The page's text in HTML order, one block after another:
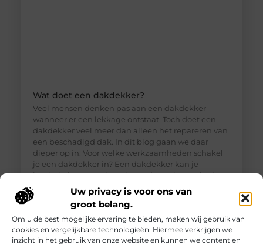
Uw privacy is voor ons van
groot belang.
Om u de best mogelijke ervaring te bieden, maken wij gebruik van
cookies en vergelijkbare technologieën. Hiermee verkrijgen we
inzicht in het gebruik van onze website en kunnen we content en
Wat doet een dakdekker?
Veel mensen denken pas aan een dakdekker
wanneer er een lekkage ontstaat. Toch doet een
dakdekker veel meer dan alleen het repareren van
een beschadigd dak. In dit blog gaan we daar
dieper op in. Voor welke werkzaamheden schakel
je een dakdekker in? Een dakdekker kan je
inschakelen voor uiteenlopende werkzaamheden,
zoals: · Het opsporen en repareren